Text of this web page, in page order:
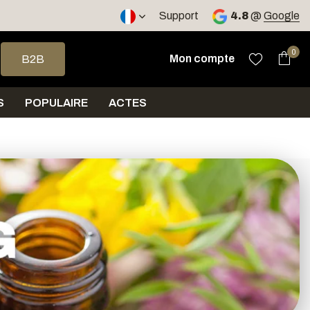
Support 4.8@ Google
et bas pour sélectionner le résultat disponible. Appuyez
B2B
Mon compte
0
POPULAIRE ACTES